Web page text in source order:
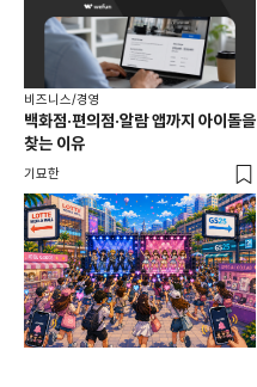
비즈니스/경영
백화점·편의점·알람 앱까지 아이돌을
찾는 이유
기묘한